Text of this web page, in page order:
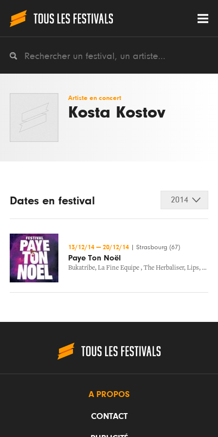
Artiste en concert
Kosta Kostov
Dates en festival 2014
13/12/14 — 20/12/14 Strasbourg (67)
Paye Ton Noël
Bukatribe, La Fine Equipe , The Herbaliser, Lips, The
A PROPOS
CONTACT